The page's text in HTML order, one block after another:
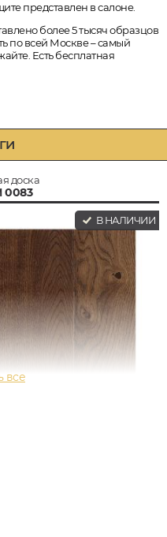
представлен в салоне.
более 5 тысяч образцов
по всей Москве – самый
Есть бесплатная
доска
0083
В НАЛИЧИИ